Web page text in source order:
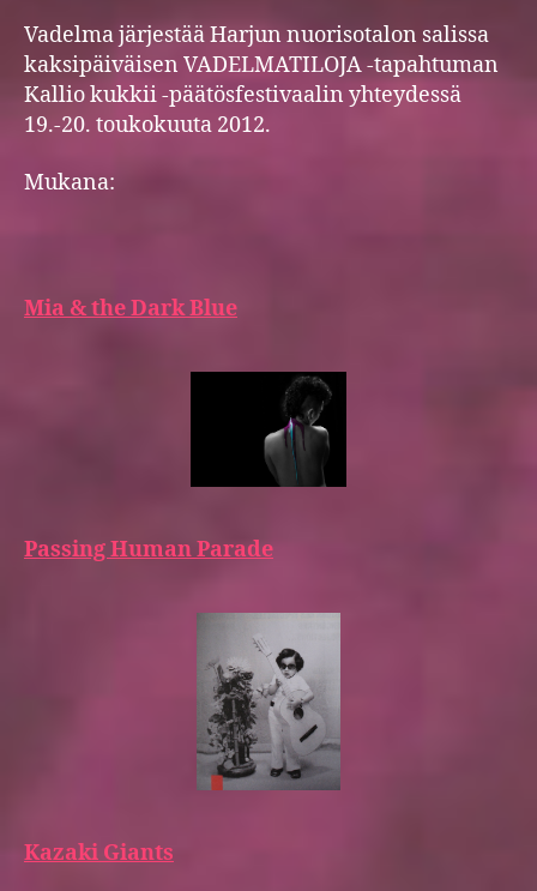
Vadelma järjestää Harjun nuorisotalon salissa
kaksipäiväisen VADELMATILOJA -tapahtuman
Kallio kukkii -päätösfestivaalin yhteydessä
19.-20. toukokuuta 2012.
Mukana:
Mia & the Dark Blue
Passing Human Parade
Kazaki Giants